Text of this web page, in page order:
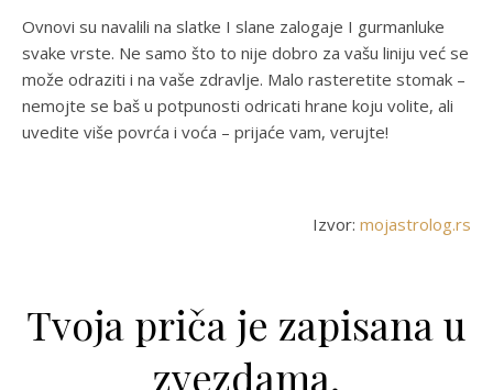
Ovnovi su navalili na slatke I slane zalogaje I gurmanluke
svake vrste. Ne samo što to nije dobro za vašu liniju već se
može odraziti i na vaše zdravlje. Malo rasteretite stomak –
nemojte se baš u potpunosti odricati hrane koju volite, ali
uvedite više povrća i voća – prijaće vam, verujte!
Izvor: mojastrolog.rs
Tvoja priča je zapisana u
zvezdama.